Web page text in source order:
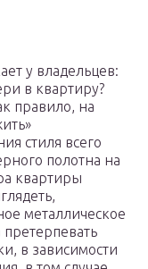
у владельцев:
в квартиру?
правило, на
стиля всего
полотна на
квартиры
металлическое
в зависимости